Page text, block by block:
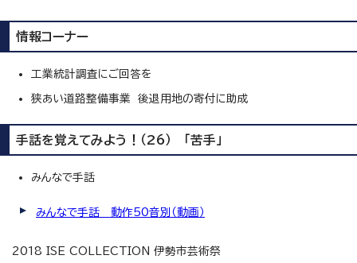
情報コーナー
工業統計調査にご回答を
狭あい道路整備事業 後退用地の寄付に助成
手話を覚えてみよう！（26） 「苦手」
みんなで手話
みんなで手話 動作50音別（動画）
2018 ISE COLLECTION 伊勢市芸術祭